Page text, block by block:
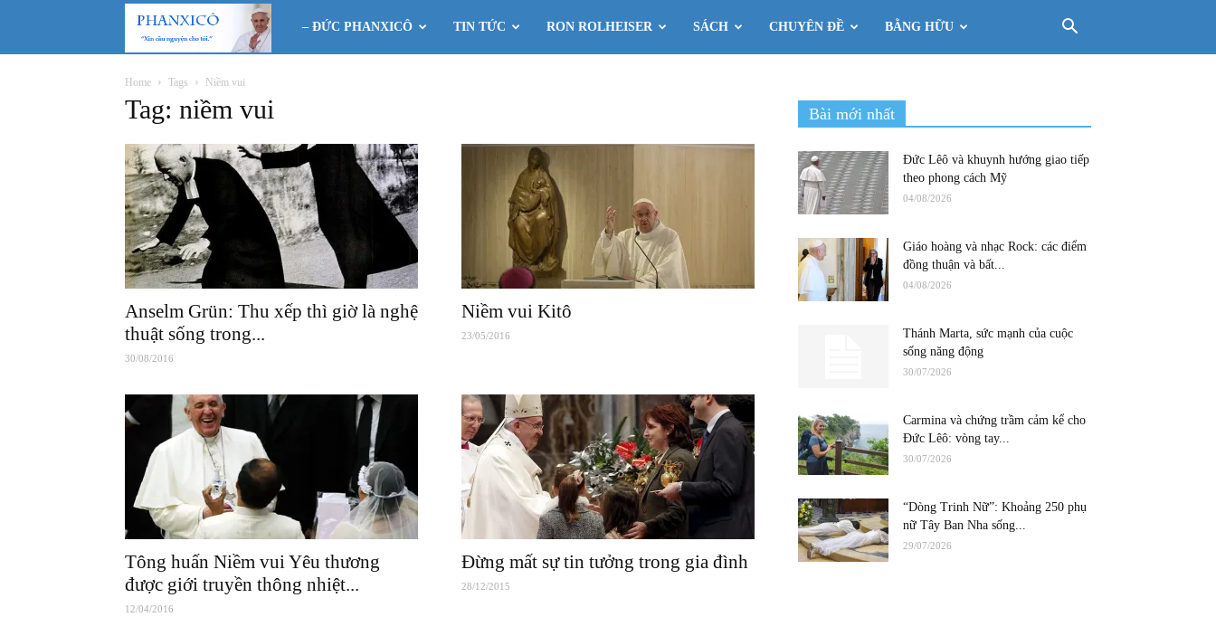
Phanxicô
– ĐỨC PHANXICÔ TIN TỨC RON ROLHEISER SÁCH CHUYÊN ĐỀ BẰNG HỮU
Home Tags Niềm vui
Tag: niềm vui
Anselm Grün: Thu xếp thì giờ là nghệ
thuật sống trong...
30/08/2016
Niềm vui Kitô
23/05/2016
Tông huấn Niềm vui Yêu thương
được giới truyền thông nhiệt...
12/04/2016
Đừng mất sự tin tưởng trong gia đình
28/12/2015
Bài mới nhất
Đức Lêô và khuynh hướng giao tiếp
theo phong cách Mỹ
04/08/2026
Giáo hoàng và nhạc Rock: các điểm
đồng thuận và bất...
04/08/2026
Thánh Marta, sức mạnh của cuộc
sống năng động
30/07/2026
Carmina và chứng trầm cảm kể cho
Đức Lêô: vòng tay...
30/07/2026
“Dòng Trinh Nữ”: Khoảng 250 phụ
nữ Tây Ban Nha sống...
29/07/2026